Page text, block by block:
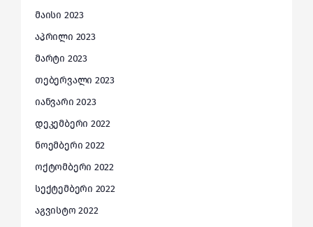
მაისი 2023
აპრილი 2023
მარტი 2023
თებერვალი 2023
იანვარი 2023
დეკემბერი 2022
ნოემბერი 2022
ოქტომბერი 2022
სექტემბერი 2022
აგვისტო 2022